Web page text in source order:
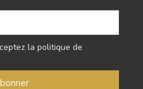
la politique de